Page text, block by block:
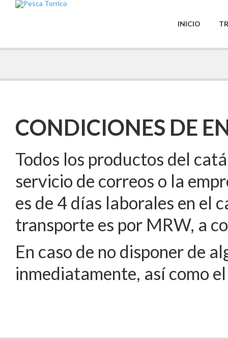
INICIO
CONDICIONES DE
Todos los productos del
servicio de correos o la
es de 4 días laborales en el
transporte es por MRW, a
En caso de no disponer de
inmediatamente, así como